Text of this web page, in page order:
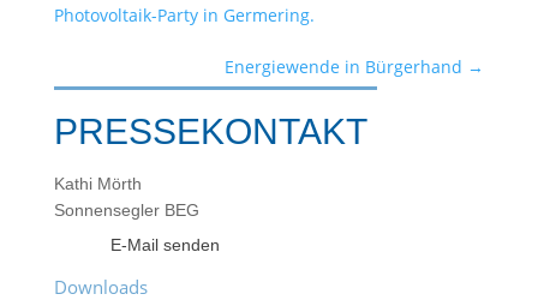
PRESSEKONTAKT
Kathi Mörth
Sonnensegler BEG
E-Mail senden
Downloads
Photovoltaik-Party in Germering.
Energiewende in Bürgerhand →